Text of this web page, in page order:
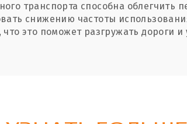
транспорта способна облегчить
снижению частоты
это поможет разгружать дороги